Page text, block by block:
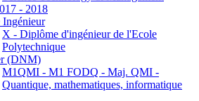
- 2018
X - Diplôme d'ingénieur de l'Ecole
Polytechnique
(DNM)
M1QMI - M1 FODQ - Maj. QMI -
Quantique, mathematiques, informatique